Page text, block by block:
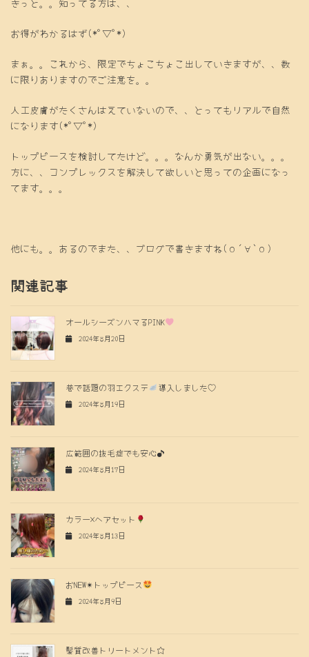
きっと。。知ってる方は、、
お得がわかるはず(*ﾟ▽ﾟ*)
まぁ。。これから、限定でちょこちょこ出していきますが、、数
に限りありますのでご注意を。。
人工皮膚がたくさんはえていないので、、とってもリアルで自然
になります(*ﾟ▽ﾟ*)
トップピースを検討してたけど。。。なんか勇気が出ない。。。
方に、、コンプレックスを解決して欲しいと思っての企画になっ
てます。。。
他にも。。あるのでまた、、ブログで書きますね(о´∀`о)
関連記事
オールシーズンハマるPINK
2024年8月20日
巷で話題の羽エクステ 導入しました♡
2024年8月19日
広範囲の抜毛症でも安心♪
2024年8月17日
カラー×ヘアセット
2024年8月13日
おNEW✴︎トップピース
2024年8月9日
髪質改善トリートメント☆